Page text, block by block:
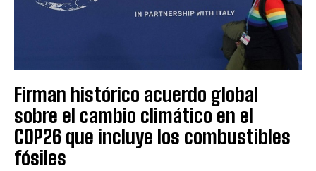
Firman histórico acuerdo global
sobre el cambio climático en el
COP26 que incluye los combustibles
fósiles